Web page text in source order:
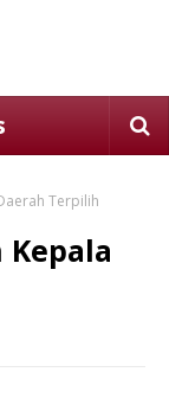
Terpilih